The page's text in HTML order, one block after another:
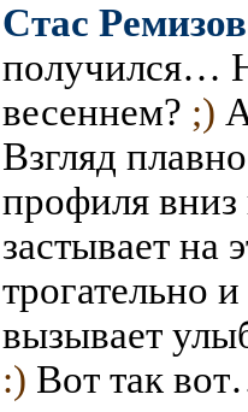
Стас Ремизов
получился…
весеннем? ;)
Взгляд
профиля вниз
застывает
трогательно
вызывает
:) Вот так